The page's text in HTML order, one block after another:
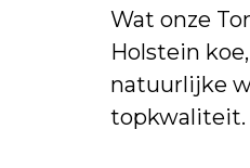
Wat onze
Holstein
natuurlijke
topkwaliteit.